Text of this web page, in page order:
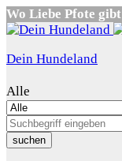
Wo Liebe Pfote gibt
Dein Hundeland
Alle
suchen